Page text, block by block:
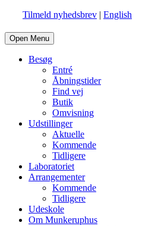
Tilmeld nyhedsbrev | English
Open Menu
Besøg
Entré
Åbningstider
Find vej
Butik
Omvisning
Udstillinger
Aktuelle
Kommende
Tidligere
Laboratoriet
Arrangementer
Kommende
Tidligere
Udeskole
Om Munkeruphus